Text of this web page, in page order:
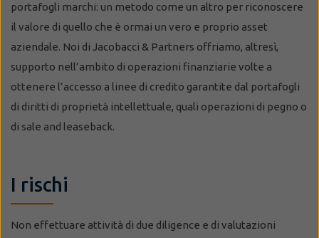
portafogli marchi: un metodo come un altro per riconoscere
il valore di quello che è ormai un vero e proprio asset
aziendale. Noi di Jacobacci & Partners offriamo, altresì,
supporto nell’ambito di operazioni finanziarie volte a
ottenere l’accesso a linee di credito garantite dal portafogli
di diritti di proprietà intellettuale, quali operazioni di pegno o
di sale and leaseback.
I rischi
Non effettuare attività di due diligence e di valutazioni